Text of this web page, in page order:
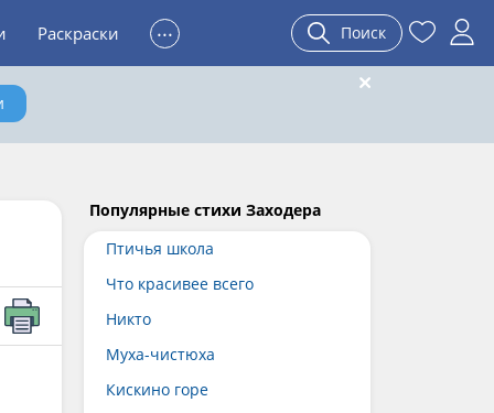
Раскраски ... Поиск
Популярные стихи Заходера
Птичья школа
Что красивее всего
Никто
Муха-чистюха
Кискино горе